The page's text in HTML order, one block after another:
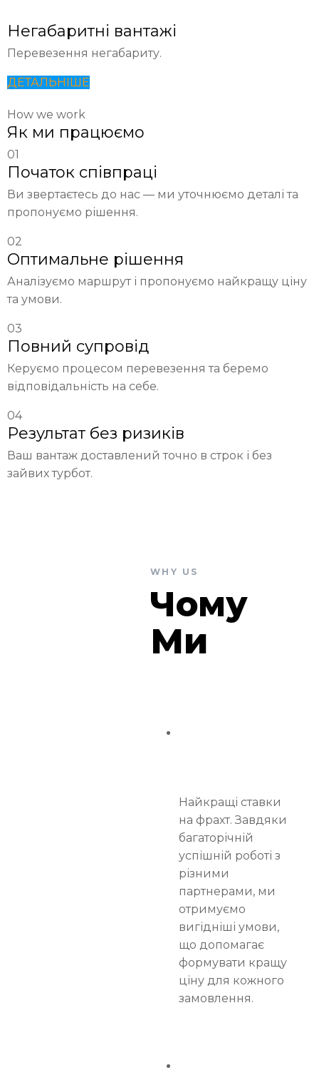
Негабаритні вантажі
Перевезення негабариту.
ДЕТАЛЬНІШЕ
How we work
Як ми працюємо
01
Початок співпраці
Ви звертаєтесь до нас — ми уточнюємо деталі та
пропонуємо рішення.
02
Оптимальне рішення
Аналізуємо маршрут і пропонуємо найкращу ціну
та умови.
03
Повний супровід
Керуємо процесом перевезення та беремо
відповідальність на себе.
04
Результат без ризиків
Ваш вантаж доставлений точно в строк і без
зайвих турбот.
WHY US
Чому
Ми
Найкращі ставки
на фрахт. Завдяки
багаторічній
успішній роботі з
різними
партнерами, ми
отримуємо
вигідніші умови,
що допомагає
формувати кращу
ціну для кожного
замовлення.